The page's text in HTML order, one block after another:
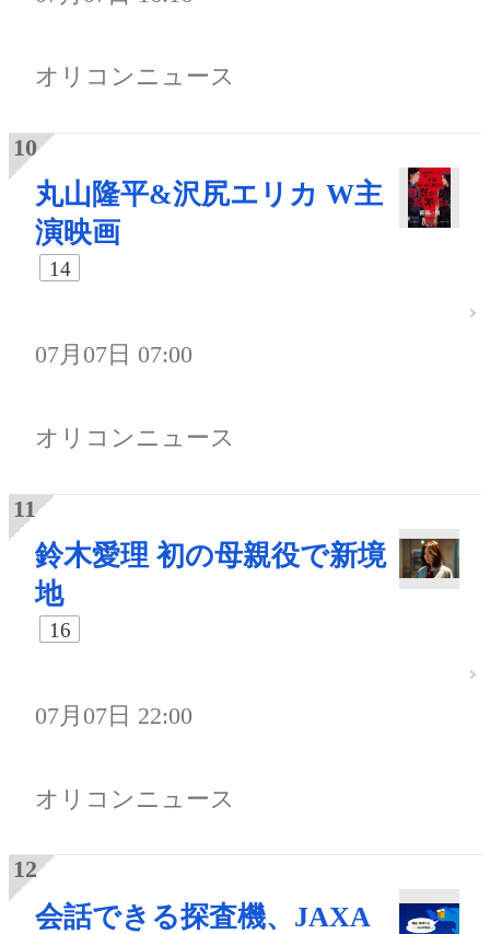
オリコンニュース
丸山隆平&沢尻エリカ W主
演映画
14
07月07日 07:00
オリコンニュース
鈴木愛理 初の母親役で新境
地
16
07月07日 22:00
オリコンニュース
会話できる探査機、JAXA